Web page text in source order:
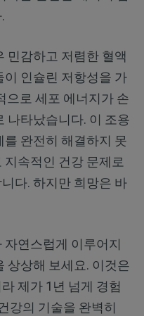
민감하고 저렴한 혈액
이 인슐린 저항성을 가
으로 세포 에너지가 손
나타났습니다. 이 조용
완전히 해결하지 못
속적인 건강 문제로
다. 하지만 희망은 바
연스럽게 이루어지
상상해 보세요. 이것은
제가 1년 넘게 경험
강의 기술을 완벽히